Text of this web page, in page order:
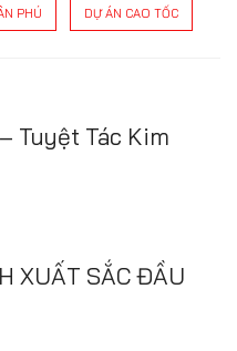
PHÚ DỰ ÁN CAO TỐC
Tuyệt Tác Kim
XUẤT SẮC ĐẦU